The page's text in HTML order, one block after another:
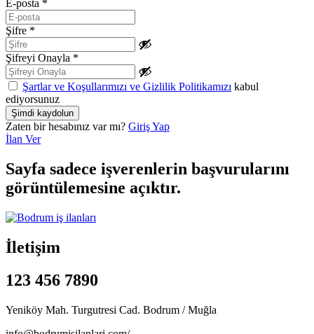
E-posta *
Şifre *
Şifreyi Onayla *
Şartlar ve Koşullarımızı ve Gizlilik Politikamızı kabul
ediyorsunuz
Zaten bir hesabınız var mı? Giriş Yap
İlan Ver
Sayfa sadece işverenlerin başvurularını
görüntülemesine açıktır.
İletişim
123 456 7890
Yeniköy Mah. Turgutresi Cad. Bodrum / Muğla